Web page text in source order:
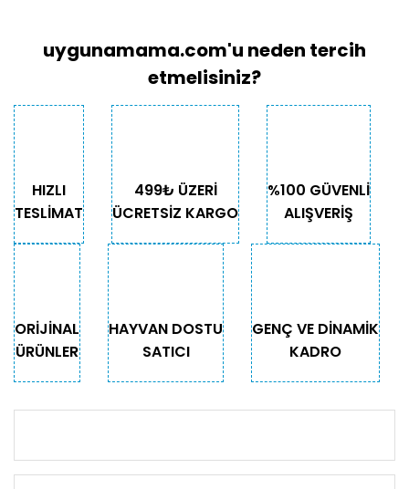
uygunamama.com'u neden tercih
etmelisiniz?
HIZLI
TESLİMAT
499₺ ÜZERİ
ÜCRETSİZ KARGO
%100 GÜVENLİ
ALIŞVERİŞ
ORİJİNAL
ÜRÜNLER
HAYVAN DOSTU
SATICI
GENÇ VE DİNAMİK
KADRO